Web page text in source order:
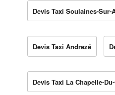
Devis Taxi Soulaines-Sur-
Devis Taxi Andrezé
Devis Taxi La Chapelle-